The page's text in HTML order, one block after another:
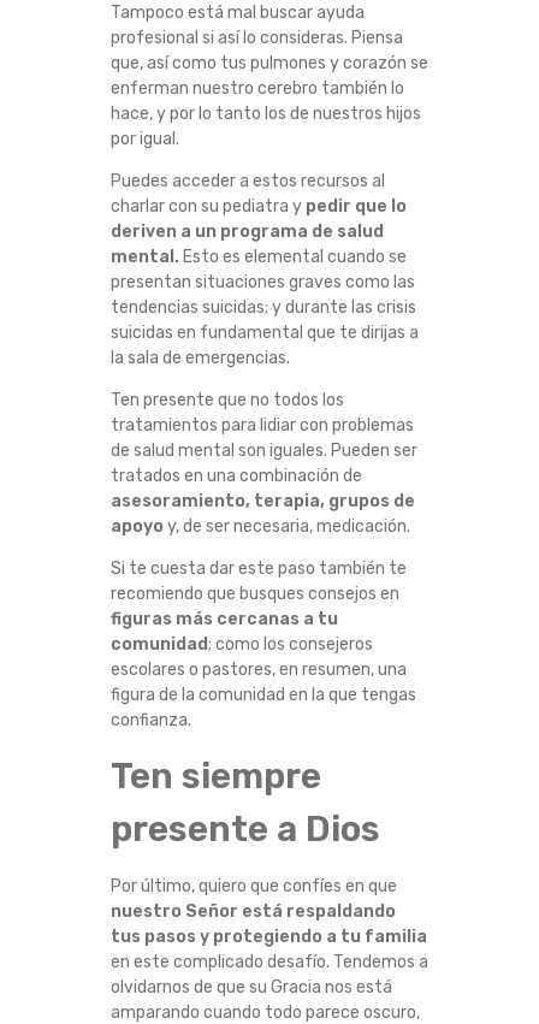
Tampoco está mal buscar ayuda
profesional si así lo consideras. Piensa
que, así como tus pulmones y corazón se
enferman nuestro cerebro también lo
hace, y por lo tanto los de nuestros hijos
por igual.
Puedes acceder a estos recursos al
charlar con su pediatra y pedir que lo
deriven a un programa de salud
mental. Esto es elemental cuando se
presentan situaciones graves como las
tendencias suicidas; y durante las crisis
suicidas en fundamental que te dirijas a
la sala de emergencias.
Ten presente que no todos los
tratamientos para lidiar con problemas
de salud mental son iguales. Pueden ser
tratados en una combinación de
asesoramiento, terapia, grupos de
apoyo y, de ser necesaria, medicación.
Si te cuesta dar este paso también te
recomiendo que busques consejos en
figuras más cercanas a tu
comunidad; como los consejeros
escolares o pastores, en resumen, una
figura de la comunidad en la que tengas
confianza.
Ten siempre
presente a Dios
Por último, quiero que confíes en que
nuestro Señor está respaldando
tus pasos y protegiendo a tu familia
en este complicado desafío. Tendemos a
olvidarnos de que su Gracia nos está
amparando cuando todo parece oscuro,